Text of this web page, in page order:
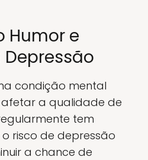
Humor e
condição mental
a qualidade de
tem
risco de depressão
a chance de